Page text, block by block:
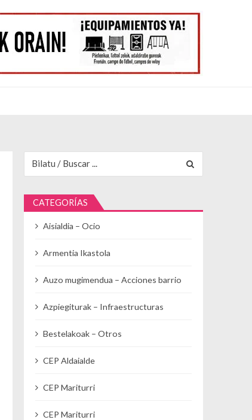
CATEGORÍAS
Aisialdia – Ocio
Armentia Ikastola
Auzo mugimendua – Acciones barrio
Azpiegiturak – Infraestructuras
Bestelakoak – Otros
CEP Aldaialde
CEP Mariturri
CEP Mariturri